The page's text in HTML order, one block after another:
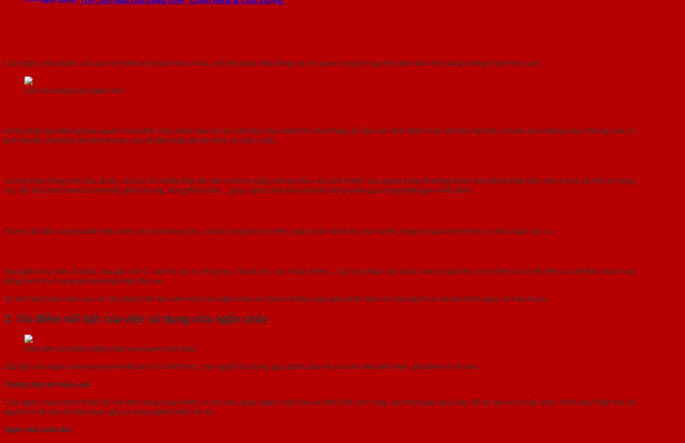
Cửa ngăn cháy được cấu tạo từ nhiều bộ phận khác nhau, mỗi bộ phận đều đóng vai trò quan trọng trong việc đảm bảo khả năng chống cháy hiệu quả:
Cấu tạo khung cửa ngăn cháy
Là bộ phận tạo khung bao quanh cho cánh cửa, được làm từ các vật liệu chịu nhiệt tốt như thép, gỗ dày sơn tĩnh điện hoặc vật liệu đạt tiêu chuẩn cửa chống cháy. Khung cửa có
kích thước vừa khít với kích thước cửa để đảm bảo độ kín khít và chắc chắn.
Là bộ phận đóng mở cửa, được cấu tạo từ nhiều lớp vật liệu có tính năng chống cháy và cách nhiệt. Lớp ngoài cùng thường được làm bằng thép tấm, bên trong có thể sử dụng
các vật liệu như foam cách nhiệt, giấy tổ ong, bông thủy tinh,… giúp ngăn chặn lửa và nhiệt độ truyền qua trong thời gian nhất định.
Được lắp đặt xung quanh mép cánh cửa và khung cửa, có tác dụng làm kín khít, ngăn chặn khói độc hại và khí nóng lọt qua khe hở khi có hỏa hoạn xảy ra.
Bao gồm tay nắm, ổ khóa, tay gạt chữ C, bản lề, tay co thủy lực, thanh vịn, tay thoát hiểm,… Các bộ phận này được làm từ vật liệu chịu nhiệt và có độ bền cao để đảm bảo hoạt
động trơn tru trong môi trường nhiệt độ cao.
Sự kết hợp hoàn hảo của các bộ phận trên tạo nên một cửa ngăn cháy an toàn và hiệu quả, góp phần bảo vệ con người và tài sản khỏi nguy cơ hỏa hoạn.
3. Ưu điểm nổi bật của việc sử dụng cửa ngăn cháy
Hình ảnh cửa thép chống cháy màu xanh tươi sáng
Lắp đặt cửa ngăn cháy mang lại nhiều lợi ích thiết thực cho người sử dụng, góp phần bảo vệ an toàn cho bản thân, gia đình và tài sản:
Chống cháy lan hiệu quả
Cửa ngăn cháy được thiết kế với khả năng chịu nhiệt và lửa cao, giúp ngăn chặn lửa và khói độc lan rộng, tạo thời gian quý báu để sơ tán và chữa cháy. Nhờ vậy, thiệt hại về
người và tài sản do hỏa hoạn gây ra được giảm thiểu tối đa.
Ngăn chặn khói độc